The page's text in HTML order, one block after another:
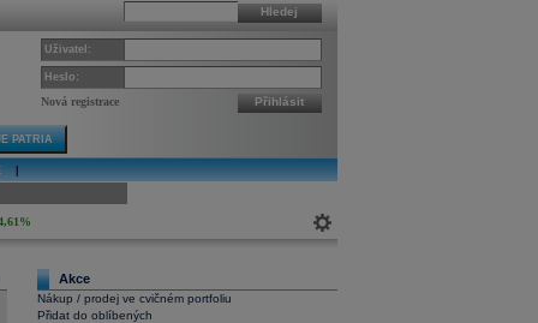
Hledej
Uživatel:
Heslo:
Nová registrace Přihlásit
PATRIA
Akce
Nákup / prodej ve cvičném portfoliu
Přidat do oblíbených